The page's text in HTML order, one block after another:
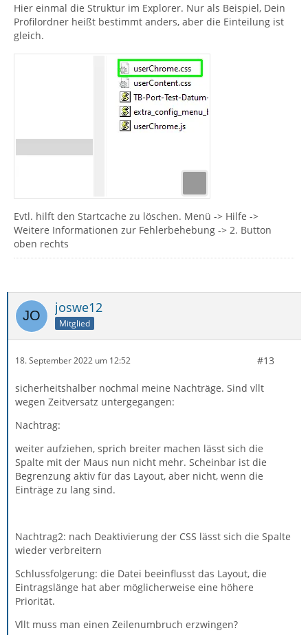
Hier einmal die Struktur im Explorer. Nur als Beispiel, Dein
Profilordner heißt bestimmt anders, aber die Einteilung ist
gleich.
Evtl. hilft den Startcache zu löschen. Menü -> Hilfe ->
Weitere Informationen zur Fehlerbehebung -> 2. Button
oben rechts
joswe12
Mitglied
18. September 2022 um 12:52 #13
sicherheitshalber nochmal meine Nachträge. Sind vllt
wegen Zeitversatz untergegangen:
Nachtrag:
weiter aufziehen, sprich breiter machen lässt sich die
Spalte mit der Maus nun nicht mehr. Scheinbar ist die
Begrenzung aktiv für das Layout, aber nicht, wenn die
Einträge zu lang sind.
Nachtrag2: nach Deaktivierung der CSS lässt sich die Spalte
wieder verbreitern
Schlussfolgerung: die Datei beeinflusst das Layout, die
Eintragslänge hat aber möglicherweise eine höhere
Priorität.
Vllt muss man einen Zeilenumbruch erzwingen?